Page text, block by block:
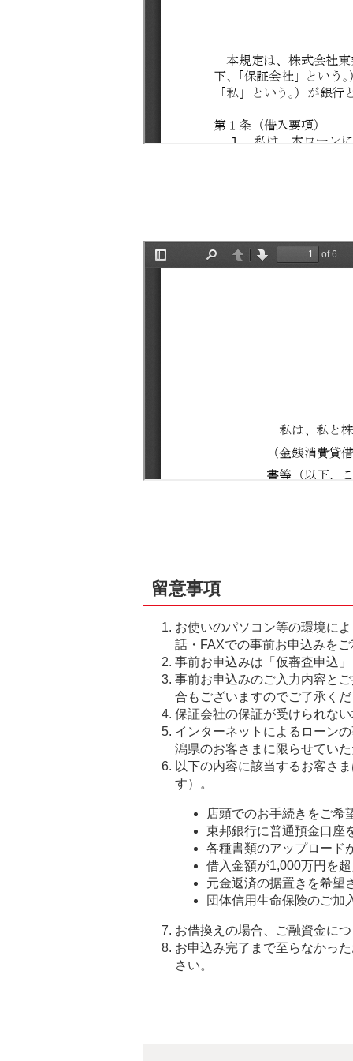
留意事項
お使いのパソコン等の環境に
話・FAXでの事前お申込みを
事前お申込みは「仮審査申込
事前お申込みのご入力内容と
合もございますのでご了承く
保証会社の保証が受けられな
インターネットによるローン
潟県のお客さまに限らせてい
以下の内容に該当するお客さ
す）。
店頭でのお手続きをご希
東邦銀行に普通預金口座
各種書類のアップロード
借入金額が1,000万円を
元金返済の据置きを希望
団体信用生命保険のご加
お借換えの場合、ご融資金に
お申込み完了まで至らなかっ
さい。